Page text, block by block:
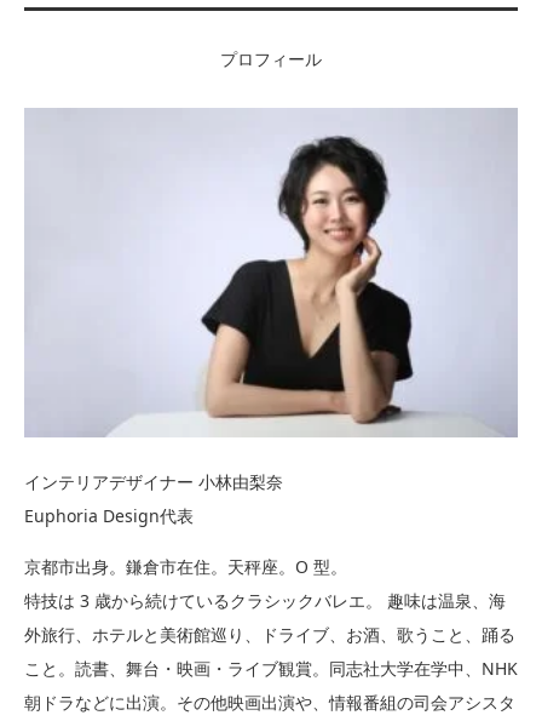
プロフィール
インテリアデザイナー 小林由梨奈
Euphoria Design代表
京都市出身。鎌倉市在住。天秤座。O 型。
特技は 3 歳から続けているクラシックバレエ。 趣味は温泉、海
外旅行、ホテルと美術館巡り、ドライブ、お酒、歌うこと、踊る
こと。読書、舞台・映画・ライブ観賞。同志社大学在学中、NHK
朝ドラなどに出演。その他映画出演や、情報番組の司会アシスタ